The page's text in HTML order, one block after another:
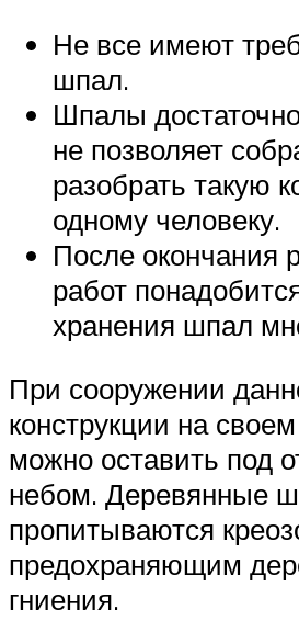
Не все имеют
шпал.
Шпалы
не позволяет
разобрать такую
одному человеку.
После окончания
работ
хранения шпал
При сооружении
конструкции на
можно оставить под
небом. Деревянные
пропитываются
предохраняющим
гниения.